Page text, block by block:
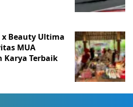
x Beauty Ultima
MUA
Karya Terbaik